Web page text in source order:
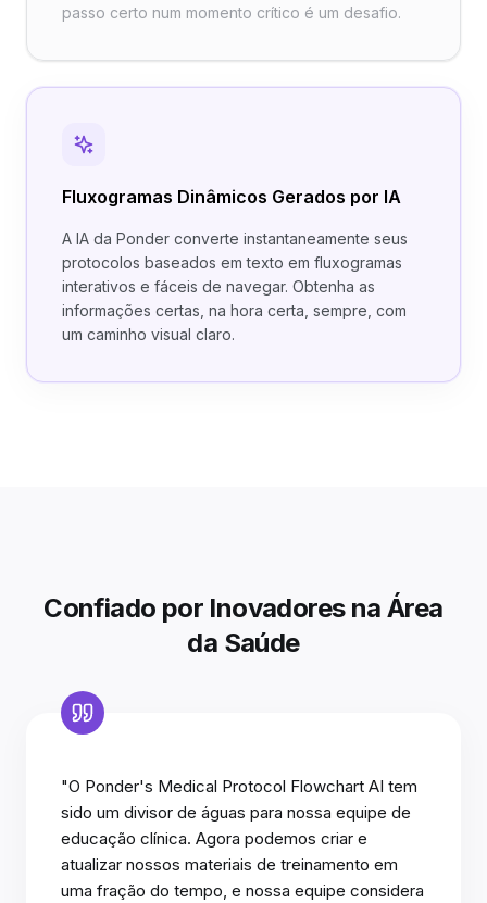
passo certo num momento crítico é um desafio.
Fluxogramas Dinâmicos Gerados por IA
A IA da Ponder converte instantaneamente seus
protocolos baseados em texto em fluxogramas
interativos e fáceis de navegar. Obtenha as
informações certas, na hora certa, sempre, com
um caminho visual claro.
Confiado por Inovadores na Área
da Saúde
"O Ponder's Medical Protocol Flowchart AI tem
sido um divisor de águas para nossa equipe de
educação clínica. Agora podemos criar e
atualizar nossos materiais de treinamento em
uma fração do tempo, e nossa equipe considera